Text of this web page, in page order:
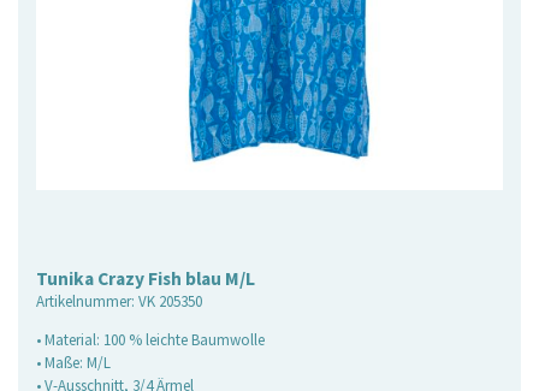
Tunika Crazy Fish blau M/L
Artikelnummer: VK 205350
• Material: 100 % leichte Baumwolle
• Maße: M/L
• V-Ausschnitt, 3/4 Ärmel